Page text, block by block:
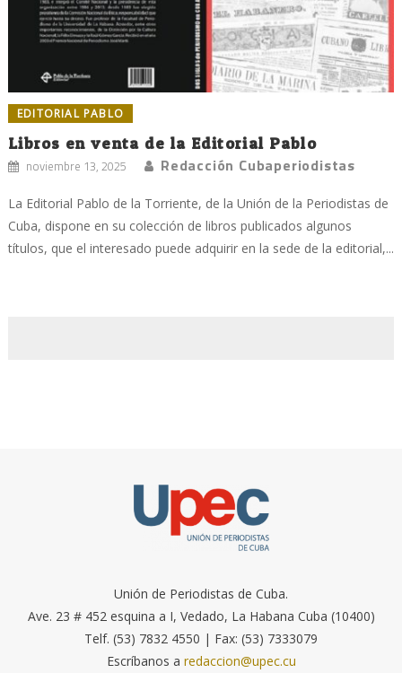
EDITORIAL PABLO
Libros en venta de la Editorial Pablo
noviembre 13, 2025 Redacción Cubaperiodistas
La Editorial Pablo de la Torriente, de la Unión de la Periodistas de
Cuba, dispone en su colección de libros publicados algunos
títulos, que el interesado puede adquirir en la sede de la editorial,...
Unión de Periodistas de Cuba.
Ave. 23 # 452 esquina a I, Vedado, La Habana Cuba (10400)
Telf. (53) 7832 4550 | Fax: (53) 7333079
Escríbanos a redaccion@upec.cu